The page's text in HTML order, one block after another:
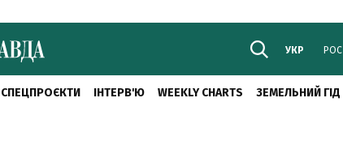
УКР РОС
СПЕЦПРОЄКТИ ІНТЕРВ'Ю WEEKLY CHARTS ЗЕМЕЛЬНИЙ ГІД